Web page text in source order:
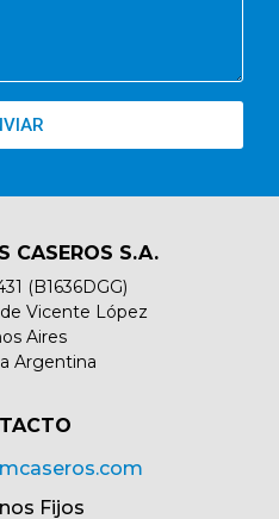
CASEROS S.A.
(B1636DGG)
Vicente López
Aires
Argentina
Fijos